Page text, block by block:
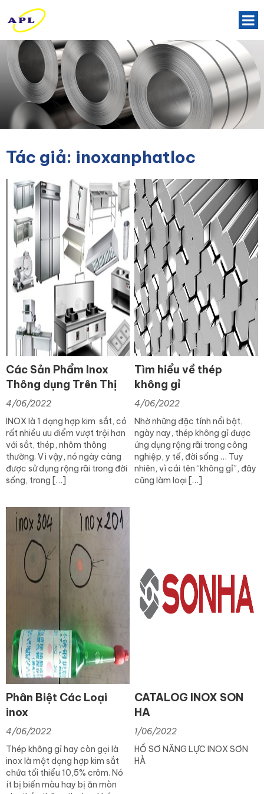
Tác giả: inoxanphatloc
Các Sản Phẩm Inox
Thông dụng Trên Thị
trường Hiện nay
4/06/2022
INOX là 1 dạng hợp kim sắt, có
rất nhiều ưu điểm vượt trội hơn
với sắt, thép, nhôm thông
thường. Vì vậy, nó ngày càng
được sử dụng rộng rãi trong đời
sống, trong […]
Tìm hiểu về thép
không gỉ
4/06/2022
Nhờ những đặc tính nổi bật,
ngày nay, thép không gỉ được
ứng dụng rộng rãi trong công
nghiệp, y tế, đời sống … Tuy
nhiên, vì cái tên “không gỉ”, đây
cũng làm loại […]
Phân Biệt Các Loại
inox
4/06/2022
Thép không gỉ hay còn gọi là
inox là một dạng hợp kim sắt
chứa tối thiểu 10,5% crôm. Nó
ít bị biến màu hay bị ăn mòn
CATALOG INOX SON
HA
1/06/2022
HỒ SƠ NĂNG LỰC INOX SƠN
HÀ